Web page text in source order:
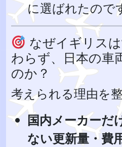
に選ばれたので
なぜイギリス
わらず、日本の車
のか？
考えられる理由を
国内メーカーだ
ない更新量・費